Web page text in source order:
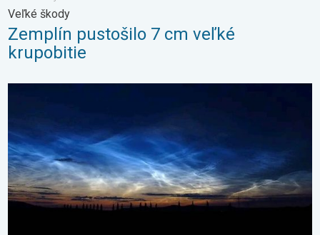
Veľké škody
Zemplín pustošilo 7 cm veľké
krupobitie